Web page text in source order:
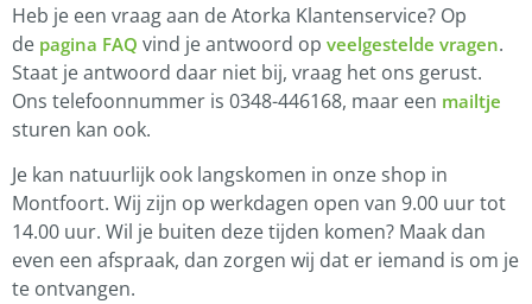
Heb je een vraag aan de Atorka Klantenservice? Op
de pagina FAQ vind je antwoord op veelgestelde vragen.
Staat je antwoord daar niet bij, vraag het ons gerust.
Ons telefoonnummer is 0348-446168, maar een mailtje
sturen kan ook.
Je kan natuurlijk ook langskomen in onze shop in
Montfoort. Wij zijn op werkdagen open van 9.00 uur tot
14.00 uur. Wil je buiten deze tijden komen? Maak dan
even een afspraak, dan zorgen wij dat er iemand is om je
te ontvangen.